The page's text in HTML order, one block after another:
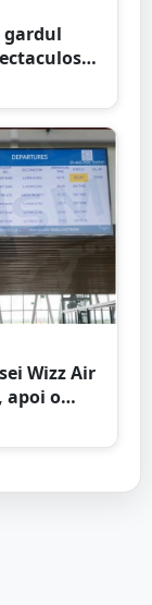
gardul
Wizz Air
apoi o